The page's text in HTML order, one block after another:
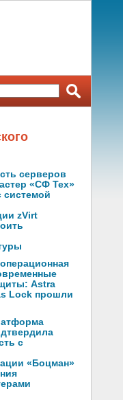
серверов
«СФ Тех»
системой
zVirt
Astra
Lock прошли
с
«Боцман»